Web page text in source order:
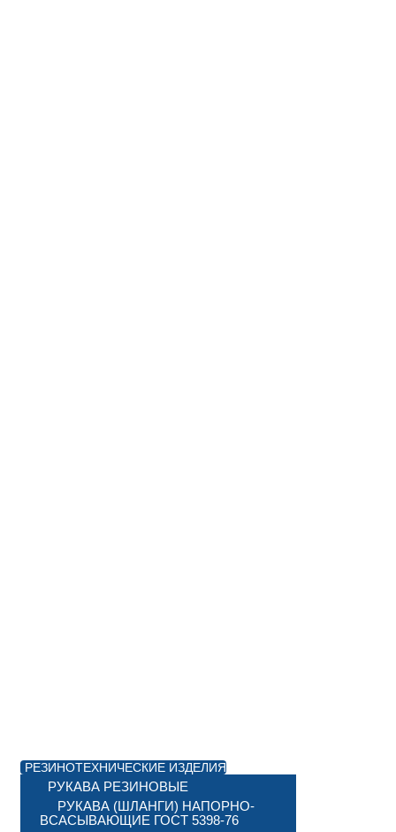
РЕЗИНОТЕХНИЧЕСКИЕ ИЗДЕЛИЯ
РУКАВА РЕЗИНОВЫЕ
РУКАВА (ШЛАНГИ) НАПОРНО-
ВСАСЫВАЮЩИЕ ГОСТ 5398-76